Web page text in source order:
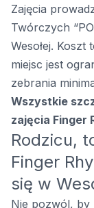
Zajęcia
Twórczych
Wesołej. Koszt
miejsc jest
zebrania
Wszystkie
zajęcia Finger
Rodzicu,
Finger
się w
Nie pozwól, by